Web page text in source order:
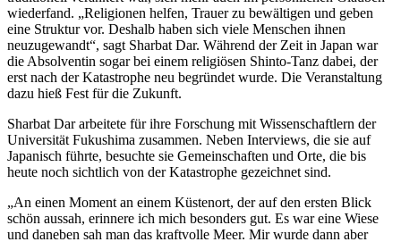
wiederfand. „Religionen helfen, Trauer zu bewältigen und geben
eine Struktur vor. Deshalb haben sich viele Menschen ihnen
neuzugewandt“, sagt Sharbat Dar. Während der Zeit in Japan war
die Absolventin sogar bei einem religiösen Shinto-Tanz dabei, der
erst nach der Katastrophe neu begründet wurde. Die Veranstaltung
dazu hieß Fest für die Zukunft.
Sharbat Dar arbeitete für ihre Forschung mit Wissenschaftlern der
Universität Fukushima zusammen. Neben Interviews, die sie auf
Japanisch führte, besuchte sie Gemeinschaften und Orte, die bis
heute noch sichtlich von der Katastrophe gezeichnet sind.
„An einen Moment an einem Küstenort, der auf den ersten Blick
schön aussah, erinnere ich mich besonders gut. Es war eine Wiese
und daneben sah man das kraftvolle Meer. Mir wurde dann aber